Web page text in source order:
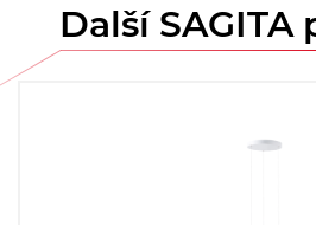
Další